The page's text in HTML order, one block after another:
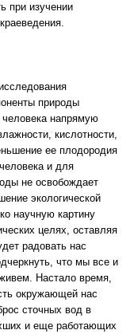
при изучении
природы
человека напрямую
кислотности,
ее плодородия
и для
не освобождает
экологической
научную картину
целях, оставляя
радовать нас
что мы все и
Настало время,
окружающей нас
сточных вод в
и еще работающих